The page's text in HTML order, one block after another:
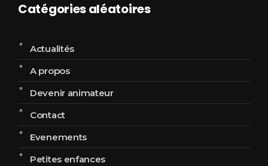
Catégories aléatoires
Actualités
A propos
Devenir animateur
Contact
Evenements
Petites enfances